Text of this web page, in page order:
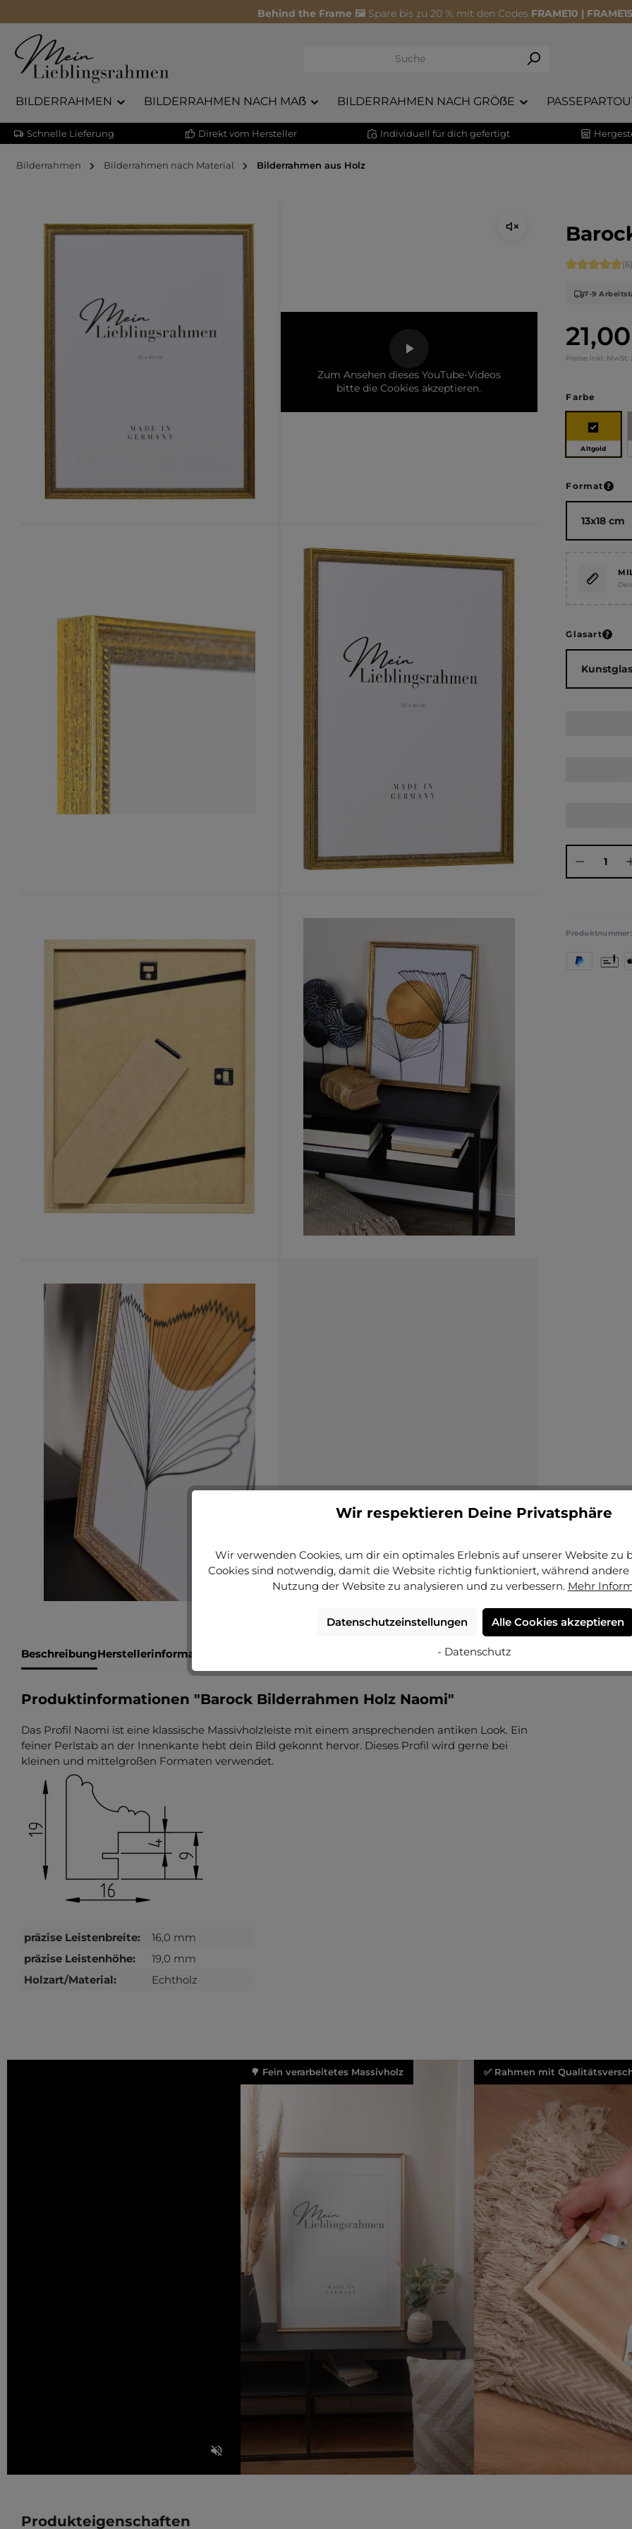
Behind the Frame 🖼️ Spare bis zu 20 % mit den Codes FRAME10 |
BILDERRAHMEN BILDERRAHMEN NACH MAẞ BILDERRAHMEN NACH GRÖẞE
Schnelle Lieferung Direkt vom Hersteller Individuell für dich gefertigt
Bilderrahmen Bilderrahmen nach Material Bilderrahmen aus Holz
Zum Ansehen dieses YouTube-Videos
bitte die Cookies akzeptieren.
BeschreibungHerstellerinformationen
Produktinformationen "Barock Bilderrahmen Holz Naomi"
Das Profil Naomi ist eine klassische Massivholzleiste mit einem ansprechenden antiken Look. Ein
feiner Perlstab an der Innenkante hebt dein Bild gekonnt hervor. Dieses Profil wird gerne bei
kleinen und mittelgroßen Formaten verwendet.
präzise Leistenbreite:
16,0 mm
präzise Leistenhöhe:
19,0 mm
Holzart/Material:
Echtholz
Regulärer
Preise inkl. MwSt.
(6)
7-9
Farbe
Altgold
Format
Glasart
PayPal
🌳 Fein verarbeitetes Massivholz ✅ Rahmen mit
Produkteigenschaften
Wir respektieren Deine Privatsphäre
Wir verwenden Cookies, um dir ein optimales Erlebnis auf unserer Website zu
Cookies sind notwendig, damit die Website richtig funktioniert, während andere
Nutzung der Website zu analysieren und zu verbessern. Mehr
Datenschutzeinstellungen Alle Cookies akzeptieren
- Datenschutz